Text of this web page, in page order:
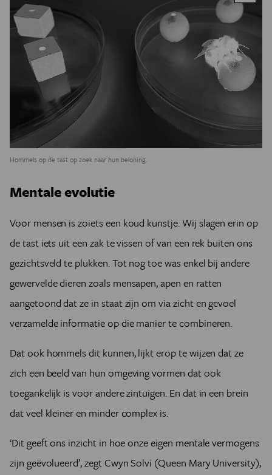
Hommels op de tast op zoek naar hun beloning.
Mentale evolutie
Voor mensen is zoiets een koud kunstje. Wij slagen erin op
de tast iets uit een zak te vissen of van een rek buiten ons
gezichtsveld te plukken. Tot nog toe was enkel bij andere
gewervelde dieren zoals mensapen, apen en ratten
aangetoond dat ze in staat zijn om via zicht en gevoel
verzamelde informatie op die manier te combineren.
Dat ook hommels dit kunnen, lijkt erop te wijzen dat ze
zich een beeld van hun omgeving vormen dat ook
toegankelijk is voor andere zintuigen. En dat in een brein
dat veel kleiner en minder complex is.
‘Dit geeft ons inzicht in hoe onze eigen mentale vermogens
zijn geëvolueerd’, zegt Cwyn Solvi (Queen Mary University),